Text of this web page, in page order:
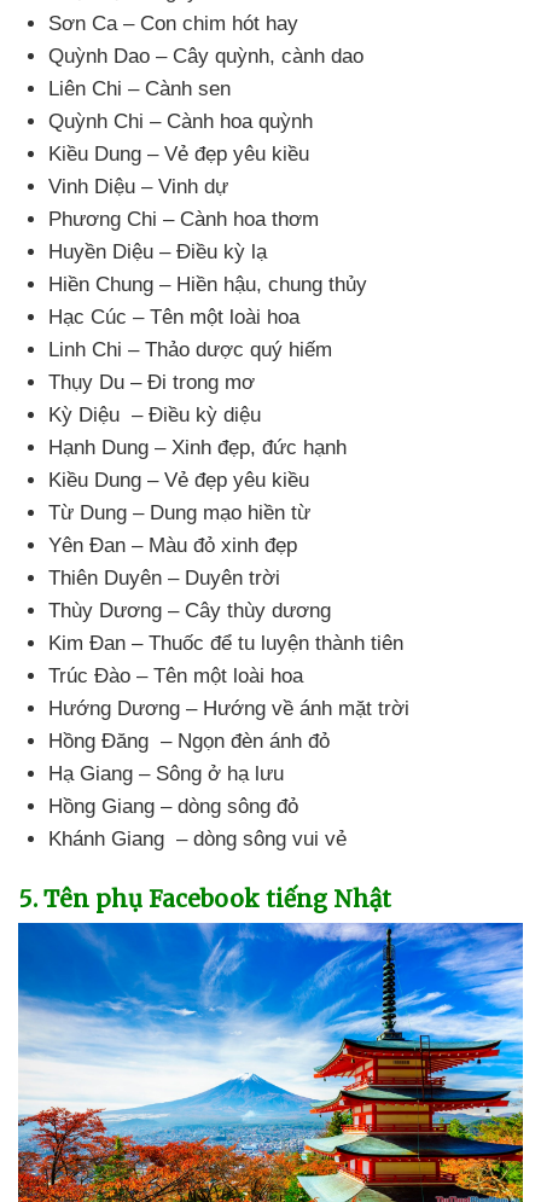
Sơn Ca – Con chim hót hay
Quỳnh Dao – Cây quỳnh, cành dao
Liên Chi – Cành sen
Quỳnh Chi – Cành hoa quỳnh
Kiều Dung – Vẻ đẹp yêu kiều
Vinh Diệu – Vinh dự
Phương Chi – Cành hoa thơm
Huyền Diệu – Điều kỳ lạ
Hiền Chung – Hiền hậu, chung thủy
Hạc Cúc – Tên một loài hoa
Linh Chi – Thảo dược quý hiếm
Thụy Du – Đi trong mơ
Kỳ Diệu – Điều kỳ diệu
Hạnh Dung – Xinh đẹp, đức hạnh
Kiều Dung – Vẻ đẹp yêu kiều
Từ Dung – Dung mạo hiền từ
Yên Đan – Màu đỏ xinh đẹp
Thiên Duyên – Duyên trời
Thùy Dương – Cây thùy dương
Kim Đan – Thuốc để tu luyện thành tiên
Trúc Đào – Tên một loài hoa
Hướng Dương – Hướng về ánh mặt trời
Hồng Đăng – Ngọn đèn ánh đỏ
Hạ Giang – Sông ở hạ lưu
Hồng Giang – dòng sông đỏ
Khánh Giang – dòng sông vui vẻ
5. Tên phụ Facebook tiếng Nhật